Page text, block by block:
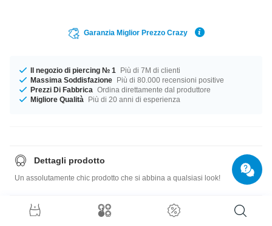
Garanzia Miglior Prezzo Crazy
Il negozio di piercing № 1
Più di 7M di clienti
Massima Soddisfazione Più di 80.000 recensioni positive
Prezzi Di Fabbrica Ordina direttamente dal produttore
Migliore Qualità
Più di 20 anni di esperienza
Dettagli prodotto
Un assolutamente chic prodotto che si abbina a qualsiasi look!
Guida di misure